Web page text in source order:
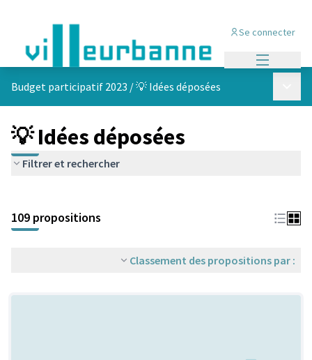
Se connecter
Budget participatif 2023 /💡 Idées déposées
💡 Idées déposées
Filtrer et rechercher
+
−
109 propositions
Classement des propositions par :